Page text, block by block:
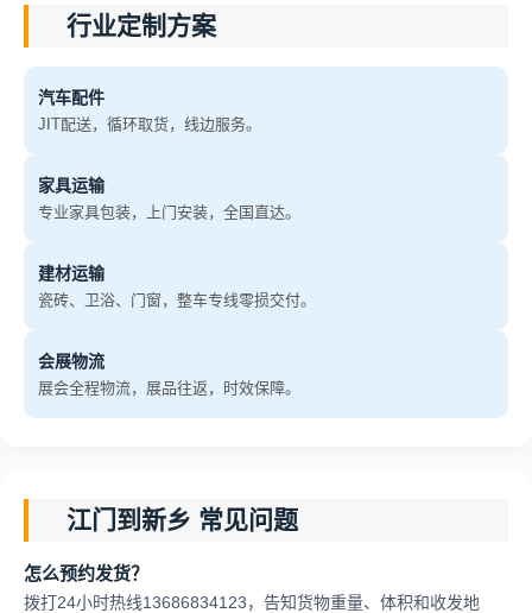
行业定制方案
汽车配件
JIT配送，循环取货，线边服务。
家具运输
专业家具包装，上门安装，全国直达。
建材运输
瓷砖、卫浴、门窗，整车专线零损交付。
会展物流
展会全程物流，展品往返，时效保障。
江门到新乡 常见问题
怎么预约发货？
拨打24小时热线13686834123，告知货物重量、体积和收发地